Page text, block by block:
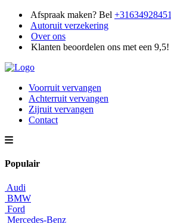
Afspraak maken? Bel +31634928451
Autoruit verzekering
Over ons
Klanten beoordelen ons met een 9,5!
Voorruit vervangen
Achterruit vervangen
Zijruit vervangen
Contact
Populair
Audi
BMW
Ford
Mercedes-Benz